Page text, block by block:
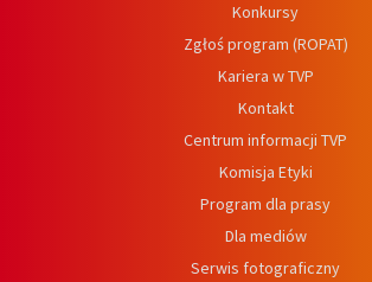
Konkursy
Zgłoś program (ROPAT)
Kariera w TVP
Kontakt
Centrum informacji TVP
Komisja Etyki
Program dla prasy
Dla mediów
Serwis fotograficzny